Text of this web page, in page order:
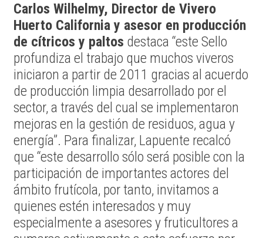
Carlos Wilhelmy, Director de Vivero
Huerto California y asesor en producción
de cítricos y paltos destaca “este Sello
profundiza el trabajo que muchos viveros
iniciaron a partir de 2011 gracias al acuerdo
de producción limpia desarrollado por el
sector, a través del cual se implementaron
mejoras en la gestión de residuos, agua y
energía”. Para finalizar, Lapuente recalcó
que “este desarrollo sólo será posible con la
participación de importantes actores del
ámbito frutícola, por tanto, invitamos a
quienes estén interesados y muy
especialmente a asesores y fruticultores a